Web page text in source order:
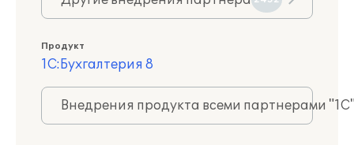
Продукт
1С:Бухгалтерия 8
Внедрения продукта всеми партнерами